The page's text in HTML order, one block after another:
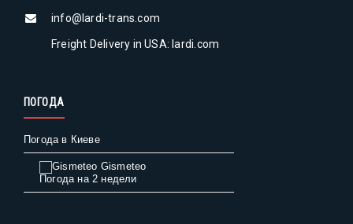
info@lardi-trans.com
Freight Delivery in USA: lardi.com
ПОГОДА
Погода в Киеве
Gismeteo
Погода на 2 недели